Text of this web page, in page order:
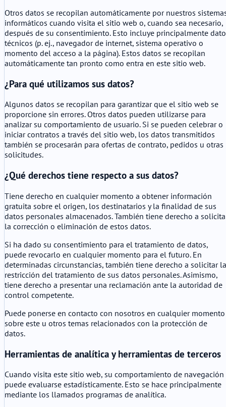
Otros datos se recopilan automáticamente por nuestros
informáticos cuando visita el sitio web o, cuando sea necesario,
después de su consentimiento. Esto incluye principalmente
técnicos (p. ej., navegador de internet, sistema operativo o
momento del acceso a la página). Estos datos se recopilan
automáticamente tan pronto como entra en este sitio web.
¿Para qué utilizamos sus datos?
Algunos datos se recopilan para garantizar que el sitio web se
proporcione sin errores. Otros datos pueden utilizarse para
analizar su comportamiento de usuario. Si se pueden celebrar o
iniciar contratos a través del sitio web, los datos transmitidos
también se procesarán para ofertas de contrato, pedidos u otras
solicitudes.
¿Qué derechos tiene respecto a sus datos?
Tiene derecho en cualquier momento a obtener información
gratuita sobre el origen, los destinatarios y la finalidad de sus
datos personales almacenados. También tiene derecho a
la corrección o eliminación de estos datos.
Si ha dado su consentimiento para el tratamiento de datos,
puede revocarlo en cualquier momento para el futuro. En
determinadas circunstancias, también tiene derecho a solicitar la
restricción del tratamiento de sus datos personales. Asimismo,
tiene derecho a presentar una reclamación ante la autoridad de
control competente.
Puede ponerse en contacto con nosotros en cualquier momento
sobre este u otros temas relacionados con la protección de
datos.
Herramientas de analítica y herramientas de terceros
Cuando visita este sitio web, su comportamiento de navegación
puede evaluarse estadísticamente. Esto se hace principalmente
mediante los llamados programas de analítica.